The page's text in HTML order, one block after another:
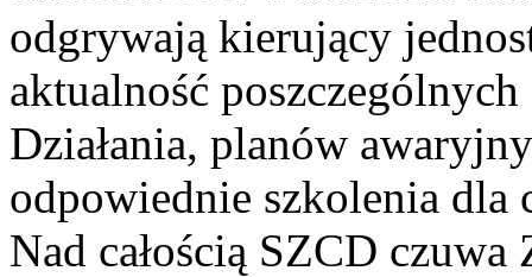
odgrywają kierujący
aktualność
Działania, planów
odpowiednie szkolenia dla
Nad całością SZCD